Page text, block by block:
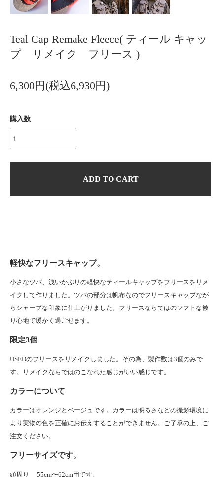
Teal Cap Remake Fleece( ティール キャッ
プ リメイク フリース )
6,300円(税込6,930円)
購入数
ADD TO CART
軽快なフリースキャップ。
小さなツバ、浅いかぶりの軽快なティールキャップをフリースをリメ
イクして作りました。ツバの部分は帆布なのでフリースキャップなが
らシャープな印象に仕上がりました。フリースならではのソフトな被
り心地で暖かく過ごせます。
限定3個
USEDのフリースをリメイクしました。その為、製作数は3個のみで
す。リメイクならではのこなれた感じがいい感じです。
カラーについて
カラーはオレンジとベージュです。カラーは明るさなどの撮影環境に
より実物の色を正確にお伝えすることができません。ご了承の上、ご
注文ください。
フリーサイズです。
頭周り 55cm〜62cm用です。